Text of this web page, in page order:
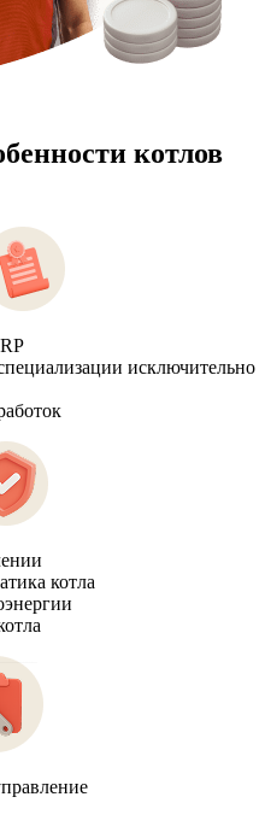
котлов
исключительно
котла